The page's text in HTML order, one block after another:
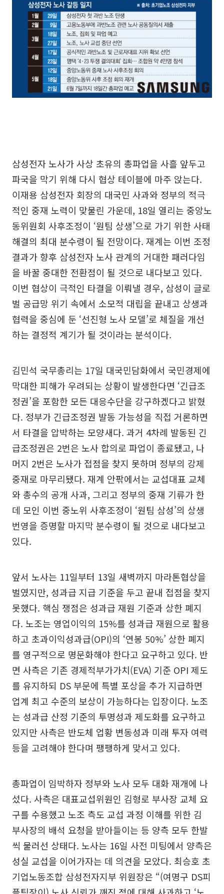
삼성전자 노사가 사상 초유의 총파업을 사흘 앞두고
파국을 막기 위해 다시 협상 테이블에 마주 앉는다.
이재용 삼성전자 회장의 대국민 사과와 정부의 적극
적인 중재 노력이 맞물린 가운데, 18일 열리는 중앙노
동위원회 사후조정이 ‘원팀 상생’으로 가기 위한 사태
해결의 최대 분수령이 될 전망이다. 재계는 이번 조정
결과가 향후 삼성전자 노사 관계의 거대한 패러다임
을 바꿀 중대한 전환점이 될 것으로 내다보고 있다.
이번 협상이 극적인 타결을 이뤄낼 경우, 삼성이 글로
벌 공급망 위기 속에서 소모적 대립을 끝내고 상생과
협력을 중심에 둔 ‘선진형 노사 모델’로 체질을 개선
하는 결정적 계기가 될 것이라는 분석이다.
김민석 국무총리는 17일 대국민담화에서 국민경제에
막대한 피해가 우려되는 상황이 발생한다면 ‘긴급조
정권’을 포함한 모든 대응수단을 강구하겠다고 밝혔
다. 정부가 긴급조정권 발동 가능성을 직접 거론하면
서 타결을 압박하는 모양새다. 과거 4차례 발동된 긴
급조정권은 2번은 노사 합의로 파업이 종료됐고, 나
머지 2번은 노사가 접점을 찾지 못하며 정부의 강제
중재로 마무리됐다. 재계 안팎에서는 교섭대표 교체
와 총수의 공개 사과, 그리고 정부의 중재 기류가 한
데 모인 이번 중노위 사후조정이 ‘원팀 삼성’의 상생
번영을 증명할 마지막 분수령이 될 것으로 내다보고
있다.
앞서 노사는 11일부터 13일 새벽까지 마라톤협상을
벌였지만, 성과급 지급 기준을 두고 끝내 접점을 찾지
못했다. 핵심 쟁점은 성과급 재원 기준과 상한 폐지
다. 노조는 영업이익의 15%를 성과급 재원으로 활용
하고 초과이익성과급(OPI)의 ‘연봉 50%’ 상한 폐지
를 영구적으로 명문화해야 한다고 요구하고 있다. 반
면 사측은 기존 경제적부가가치(EVA) 기준 OPI 제도
를 유지하되 DS 부문에 특별 포상을 추가 지급하면
업계 최고 수준의 보상이 가능하다는 입장이다. 노조
는 성과급 산정 기준의 투명성과 제도화를 요구하고
있지만 사측은 반도체 업황 변동성과 미래 투자 여력
등을 고려해야 한다며 팽팽하게 맞서고 있다.
총파업이 임박하자 정부와 노사 모두 대화 재개에 나
섰다. 사측은 대표교섭위원인 김형로 부사장 교체 요
구를 수용했고 노조 측도 교섭 과정 이해를 위한 김
부사장의 배석 요청을 받아들이는 등 양측 모두 한발
씩 물러선 상태다. 노사는 16일 사전 미팅에서 양측은
성실 교섭을 이어가자는 데 의견을 모았다. 최승호 초
기업노동조합 삼성전자지부 위원장은 “(여명구 DS피